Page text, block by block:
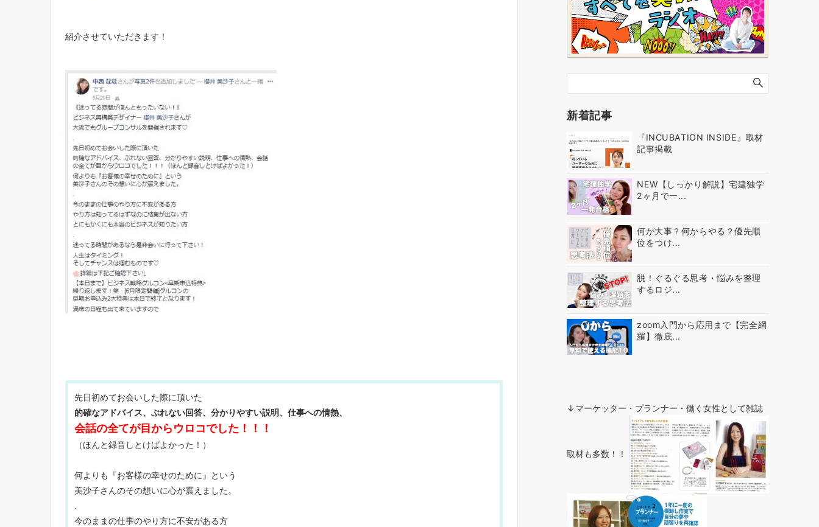
紹介させていただきます！
先日初めてお会いした際に頂いた
的確なアドバイス、ぶれない回答、分かりやすい説明、仕事への情熱、
会話の全てが目からウロコでした！！！
（ほんと録音しとけばよかった！）
何よりも『お客様の幸せのために』という
美沙子さんのその想いに心が震えました。
.
今のままの仕事のやり方に不安がある方
新着記事
『INCUBATION INSIDE』取材
記事掲載
NEW【しっかり解説】宅建独学
2ヶ月で一...
何が大事？何からやる？優先順
位をつけ...
脱！ぐるぐる思考・悩みを整理
するロジ...
zoom入門から応用まで【完全網
羅】徹底...
↓マーケッター・プランナー・働く女性として雑誌
取材も多数！！